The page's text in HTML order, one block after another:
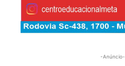
-Anúncio-